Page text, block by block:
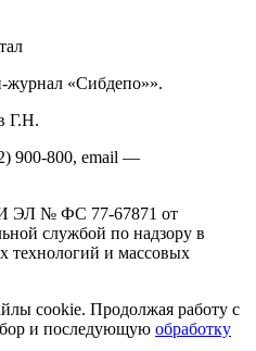
«Сибдепо»».
Г.Н.
900-800, email —
ЭЛ № ФС 77-67871 от
службой по надзору в
технологий и массовых
cookie. Продолжая работу с
и последующую обработку